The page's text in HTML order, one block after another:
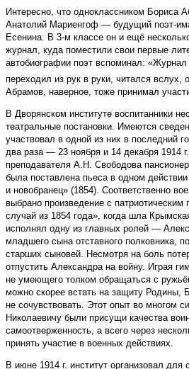
Интересно, что одноклассником Бориса
Анатолий Мариенгоф — будущий поэт-
Есенина. В 3-м классе он и ещё
журнал, куда поместили свои первые
автобиографии поэт вспоминал:
переходил из рук в руки, читался вслух,
Абрамов, наверное, тоже принимал
В Дворянском институте воспитанники
театральные постановки. Имеются
участвовал в одной из них в последний
два раза — 23 ноября и 14 декабря 1914
преподавателя А.Н. Свободова
была поставлена пьеса в одном
и новобранец» (1854). Соответственно
выбрано произведение с
случай из 1854 года», когда шла
исполнял одну из главных ролей —
младшего сына отставного полковника,
старших сыновей. Несмотря на боль
отпустить Александра на войну. Играя
не умеющего толком обращаться с
можно скорее встать на защиту Родины,
не сочувствовать. Этот опыт во многом
Николаевичу были присущи качества
самоотверженность, а всего через
принять участие в военных действиях.
В июне 1914 г. институт организовал для